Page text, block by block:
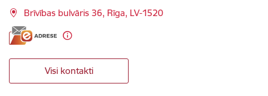
Brīvības bulvāris 36, Rīga, LV-1520
Visi kontakti